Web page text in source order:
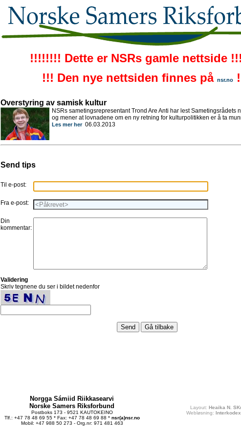
!!!!!!!! Dette er NSRs gamle nettside
!!! Den nye nettsiden finnes på nsr.no
Overstyring av samisk kultur
NSRs sametingsrepresentant Trond Are Anti har lest Sametingsrådets
og mener at lovnadene om en ny retning for kulturpolitikken er å ta
Les mer her06.03.2013
Send tips
Til e-post:
Fra e-post:
Din
kommentar:
Validering
Skriv tegnene du ser i bildet nedenfor
Norgga Sámiid Riikkasearvi
Norske Samers Riksforbund
Postboks 173 - 9521 KAUTOKEINO
Tlf.: +47 78 48 69 55 * Fax: +47 78 48 69 88 * nsr(a)nsr.no
Mobil: +47 988 50 273 - Org.nr: 971 481 463
Layout: Heaika N.
Webløsning: